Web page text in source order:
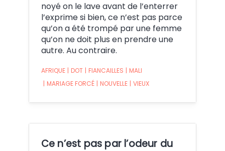
noyé on le lave avant de l’enterrer
l’exprime si bien, ce n’est pas parce
qu’on a été trompé par une femme
qu’on ne doit plus en prendre une
autre. Au contraire.
AFRIQUE | DOT | FIANCAILLES | MALI
| MARIAGE FORCÉ | NOUVELLE | VIEUX
Ce n’est pas par l’odeur du